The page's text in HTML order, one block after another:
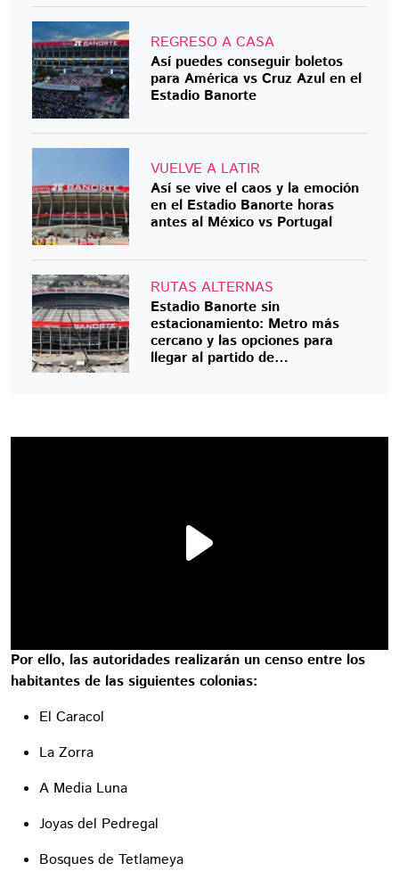
REGRESO A CASA
Así puedes conseguir boletos
para América vs Cruz Azul en el
Estadio Banorte
VUELVE A LATIR
Así se vive el caos y la emoción
en el Estadio Banorte horas
antes al México vs Portugal
RUTAS ALTERNAS
Estadio Banorte sin
estacionamiento: Metro más
cercano y las opciones para
llegar al partido de
Por ello, las autoridades realizarán un censo entre los
habitantes de las siguientes colonias:
El Caracol
La Zorra
A Media Luna
Joyas del Pedregal
Bosques de Tetlameya